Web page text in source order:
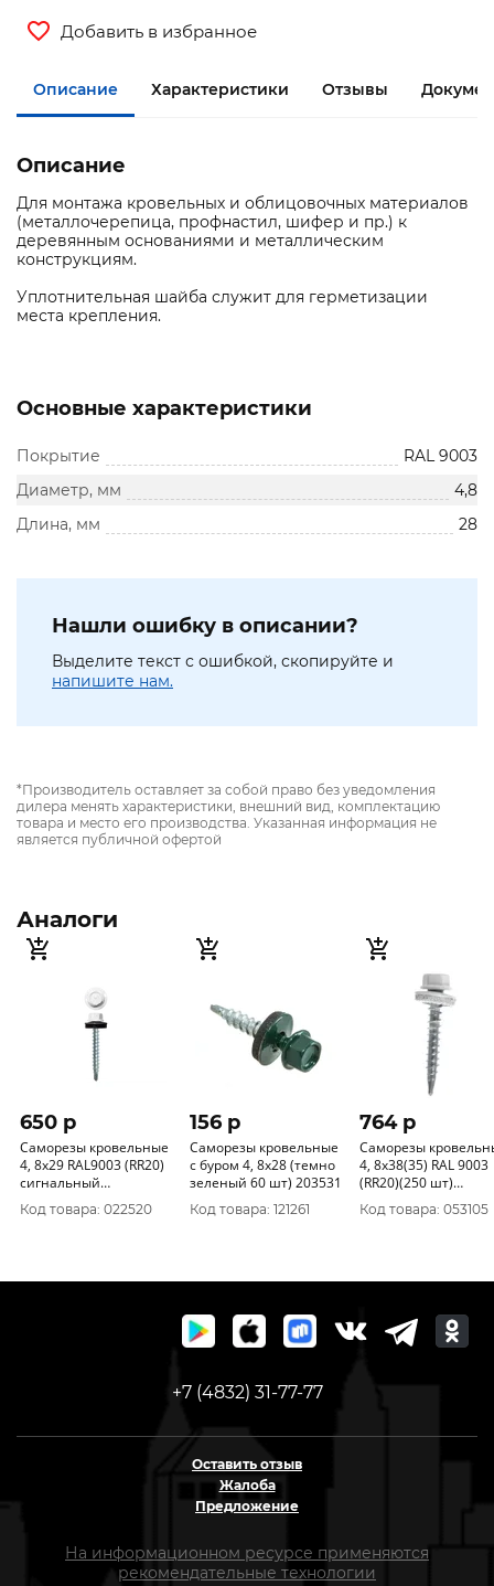
Добавить в избранное
Описание Характеристики Отзывы
Описание
Для монтажа кровельных и облицовочных материалов
(металлочерепица, профнастил, шифер и пр.) к
деревянным основаниями и металлическим
конструкциям.
Уплотнительная шайба служит для герметизации
места крепления.
Основные характеристики
Покрытие
RAL 9003
Диаметр, мм
4,8
Длина, мм
28
Нашли ошибку в описании?
Выделите текст с ошибкой, скопируйте и
напишите нам.
*Производитель оставляет за собой право без уведомления
дилера менять характеристики, внешний вид, комплектацию
товара и место его производства. Указанная информация не
является публичной офертой
Аналоги
650 p
Саморезы кровельные
4, 8х29 RAL9003 (RR20)
сигнальный
белый(250ф)
Код товара: 022520
156 p
Саморезы кровельные
с буром 4, 8x28 (темно
зеленый 60 шт) 203531
Код товара: 121261
764 p
Саморезы
4, 8х38(35) RAL 9003
(RR20)(250 шт)
сигн.белый
Код товара: 053105
+7 (4832) 31-77-77
Оставить отзыв
Жалоба
Предложение
На информационном ресурсе применяются
рекомендательные технологии